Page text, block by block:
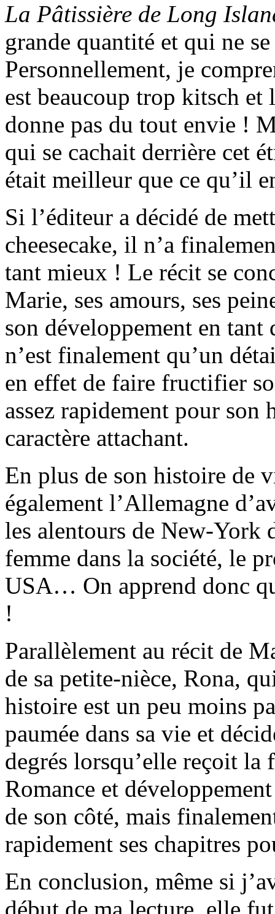
La Pâtissière de Long
grande quantité et qui ne
Personnellement, je
est beaucoup trop kitsch et
donne pas du tout envie !
qui se cachait derrière cet
était meilleur que ce qu’il
Si l’éditeur a décidé de
cheesecake, il n’a
tant mieux ! Le récit se
Marie, ses amours, ses
son développement en tant
n’est finalement qu’un
en effet de faire fructifier
assez rapidement pour
caractère attachant.
En plus de son histoire de
également l’Allemagne
les alentours de New-York
femme dans la société, le
USA… On apprend donc
!
Parallèlement au récit de
de sa petite-nièce, Rona,
histoire est un peu moins
paumée dans sa vie et
degrés lorsqu’elle reçoit la
Romance et
de son côté, mais
rapidement ses chapitres
En conclusion, même si